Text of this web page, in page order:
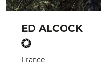
ED ALCOCK
France